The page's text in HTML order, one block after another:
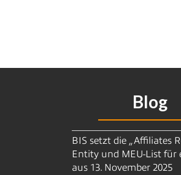
Blog
BIS setzt die „Affiliates
Entity und MEU-List für
aus 13. November 2025